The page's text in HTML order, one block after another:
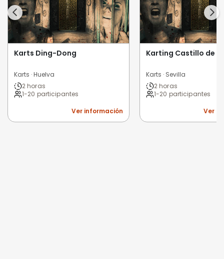
Karts Ding-Dong
Karts · Huelva
2 horas
1-20 participantes
Ver información
Karting Castillo de
Karts · Sevilla
2 horas
1-20 participantes
Ver